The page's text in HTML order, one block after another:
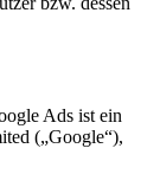
Ads ist ein
(„Google“),